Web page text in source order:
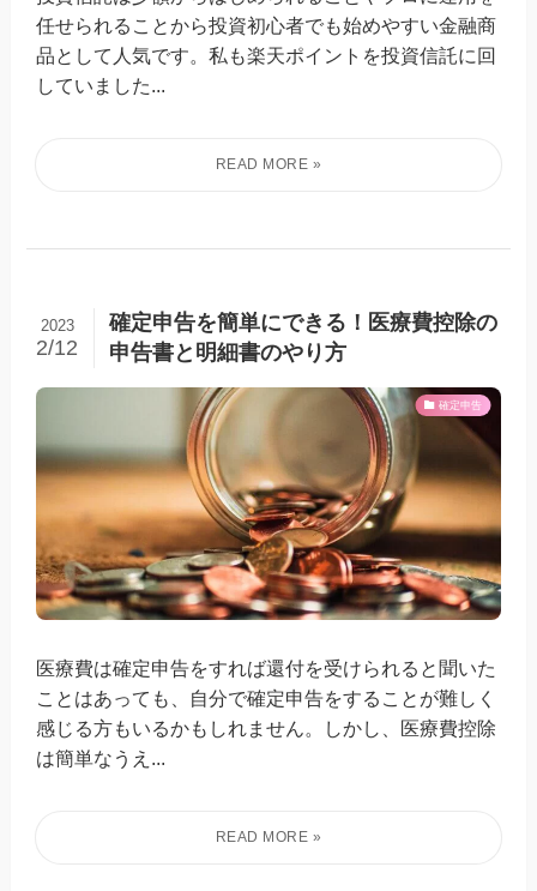
任せられることから投資初心者でも始めやすい金融商
品として人気です。私も楽天ポイントを投資信託に回
していました...
確定申告を簡単にできる！医療費控除の
申告書と明細書のやり方
2023
2/12
確定申告
医療費は確定申告をすれば還付を受けられると聞いた
ことはあっても、自分で確定申告をすることが難しく
感じる方もいるかもしれません。しかし、医療費控除
は簡単なうえ...